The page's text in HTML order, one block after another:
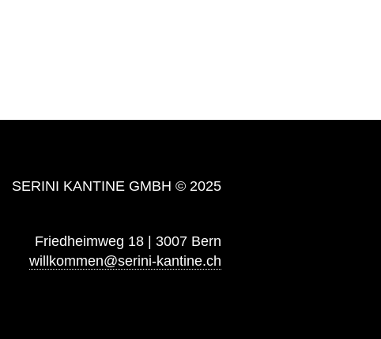
SERINI KANTINE GMBH © 2025
Friedheimweg 18 | 3007 Bern
willkommen@serini-kantine.ch